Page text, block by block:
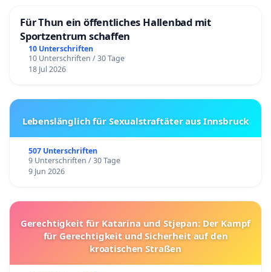
Für Thun ein öffentliches Hallenbad mit
Sportzentrum schaffen
10 Unterschriften
10 Unterschriften / 30 Tage
18 Jul 2026
Lebenslänglich für Sexualstraftäter aus Innsbruck
507 Unterschriften
9 Unterschriften / 30 Tage
9 Jun 2026
Gerechtigkeit für Katarina und Stjepan: Der Kampf
für Gerechtigkeit und Sicherheit auf den
kroatischen Straßen